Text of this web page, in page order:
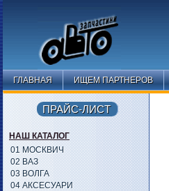
ГЛАВНАЯ ИЩЕМ ПАРТНЕРОВ
ПРАЙС-ЛИСТ
НАШ КАТАЛОГ
01 МОСКВИЧ
02 ВАЗ
03 ВОЛГА
04 АКСЕСУАРИ